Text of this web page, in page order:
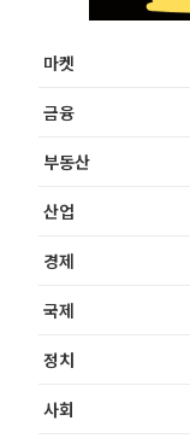
마켓
금융
부동산
산업
경제
국제
정치
사회